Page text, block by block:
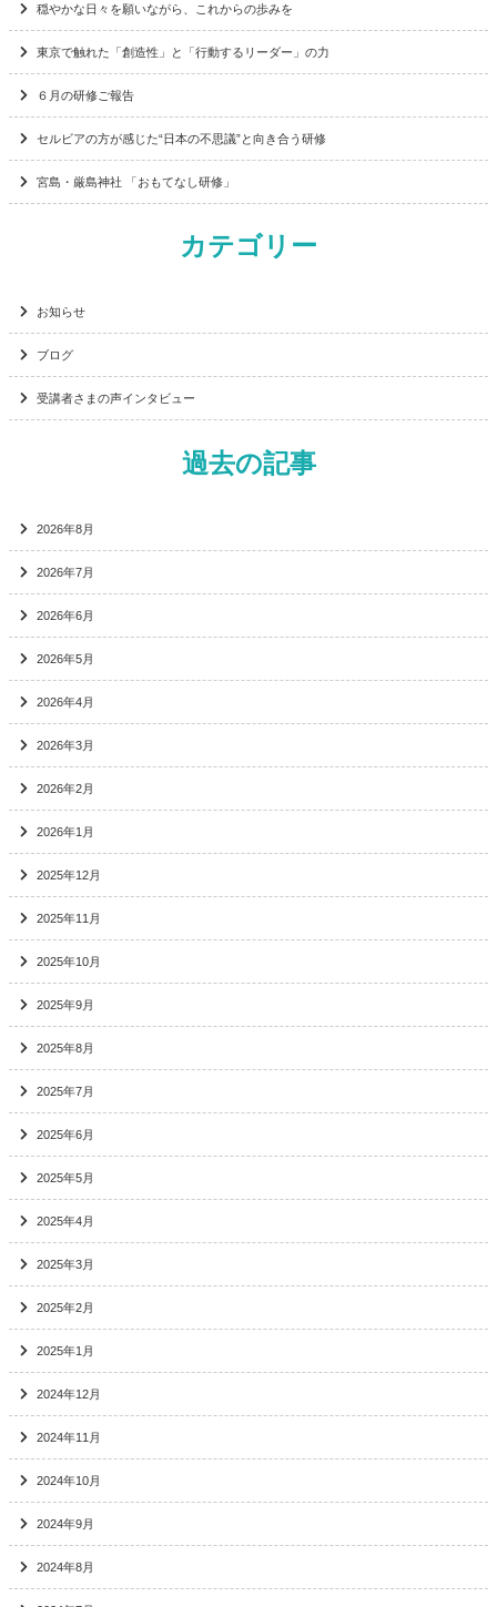
穏やかな日々を願いながら、これからの歩みを
東京で触れた「創造性」と「行動するリーダー」の力
６月の研修ご報告
セルビアの方が感じた“日本の不思議”と向き合う研修
宮島・厳島神社 「おもてなし研修」
カテゴリー
お知らせ
ブログ
受講者さまの声インタビュー
過去の記事
2026年8月
2026年7月
2026年6月
2026年5月
2026年4月
2026年3月
2026年2月
2026年1月
2025年12月
2025年11月
2025年10月
2025年9月
2025年8月
2025年7月
2025年6月
2025年5月
2025年4月
2025年3月
2025年2月
2025年1月
2024年12月
2024年11月
2024年10月
2024年9月
2024年8月